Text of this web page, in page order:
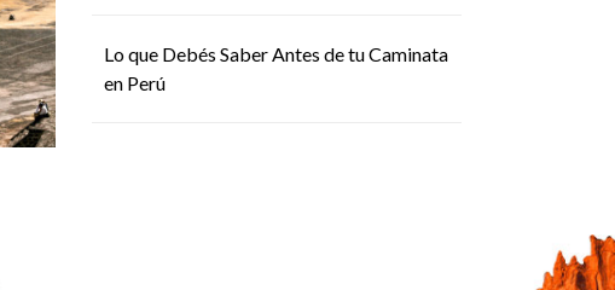
Lo que Debés Saber Antes de tu Caminata
en Perú